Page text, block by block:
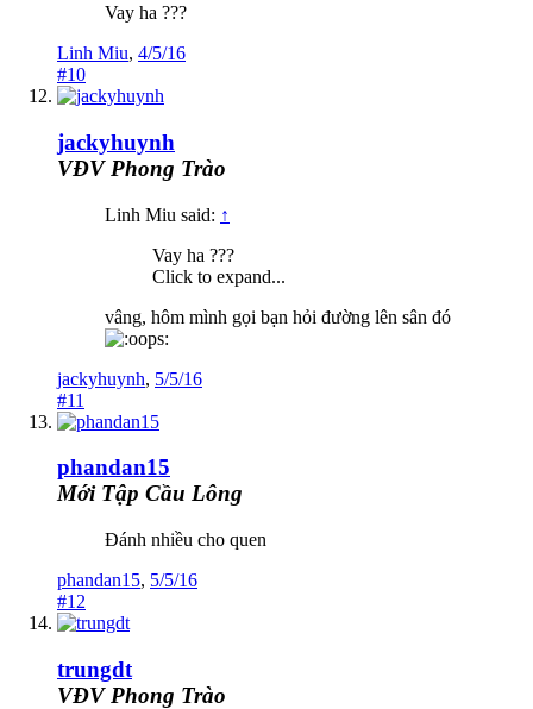
Vay ha ???
Linh Miu, 4/5/16
#10
jackyhuynh
VĐV Phong Trào
Linh Miu said: ↑
Vay ha ???
Click to expand...
vâng, hôm mình gọi bạn hỏi đường lên sân đó
jackyhuynh, 5/5/16
#11
phandan15
Mới Tập Cầu Lông
Đánh nhiều cho quen
phandan15, 5/5/16
#12
trungdt
VĐV Phong Trào